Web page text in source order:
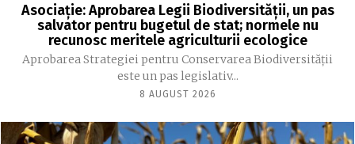
Asociație: Aprobarea Legii Biodiversității, un pas
salvator pentru bugetul de stat; normele nu
recunosc meritele agriculturii ecologice
Aprobarea Strategiei pentru Conservarea Biodiversității
este un pas legislativ...
8 AUGUST 2026